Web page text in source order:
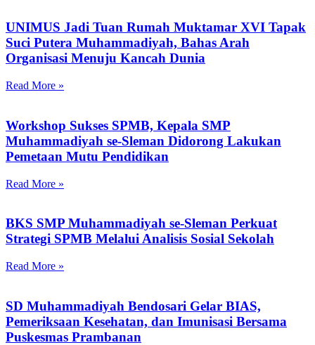
UNIMUS Jadi Tuan Rumah Muktamar XVI Tapak
Suci Putera Muhammadiyah, Bahas Arah
Organisasi Menuju Kancah Dunia
Read More »
Workshop Sukses SPMB, Kepala SMP
Muhammadiyah se-Sleman Didorong Lakukan
Pemetaan Mutu Pendidikan
Read More »
BKS SMP Muhammadiyah se-Sleman Perkuat
Strategi SPMB Melalui Analisis Sosial Sekolah
Read More »
SD Muhammadiyah Bendosari Gelar BIAS,
Pemeriksaan Kesehatan, dan Imunisasi Bersama
Puskesmas Prambanan